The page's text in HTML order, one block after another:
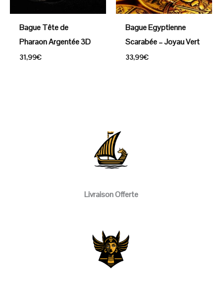
Bague Tête de
Pharaon Argentée 3D
31,99€
Bague Egyptienne
Scarabée – Joyau Vert
33,99€
Livraison Offerte